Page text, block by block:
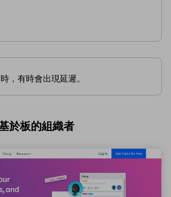
，有時會出現延遲。
於板的組織者